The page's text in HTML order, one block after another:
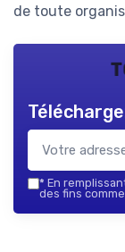
de toute
* En
des fins